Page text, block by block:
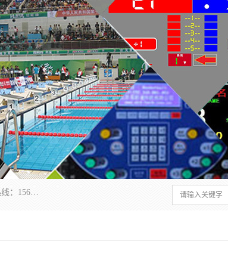
北京易彩通科技有限责任公司(2018ect.b2b168.com)主要提供陕西计时记分系统，全国统一热线：15611947915.北京易彩通科技有限责任公司有一支长期从事智能控制系统研发的高素质的队伍，具有嵌入式系统，视频系统、通信系统、网络系统，体育计时系统的知识和技能。强力打造体育比赛计时计分系统、智能升降旗系统、标准时钟系统、赛事编排及信息发布系统，为用户提供较新的，较廉价的，应用解决方案。